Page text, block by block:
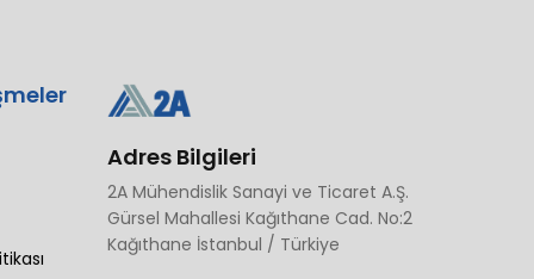
Adres Bilgileri
2A Mühendislik Sanayi ve Ticaret A.Ş.
Gürsel Mahallesi Kağıthane Cad. No:2
Kağıthane İstanbul / Türkiye